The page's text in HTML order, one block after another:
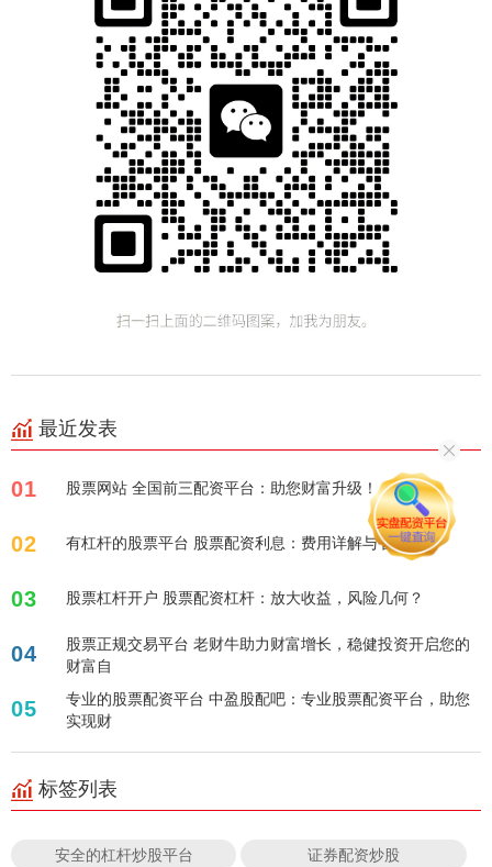
最近发表
01 股票网站 全国前三配资平台：助您财富升级！
02 有杠杆的股票平台 股票配资利息：费用详解与省钱攻略
03 股票杠杆开户 股票配资杠杆：放大收益，风险几何？
04
股票正规交易平台 老财牛助力财富增长，稳健投资开启您的
财富自
05
专业的股票配资平台 中盈股配吧：专业股票配资平台，助您
实现财
标签列表
安全的杠杆炒股平台 证券配资炒股